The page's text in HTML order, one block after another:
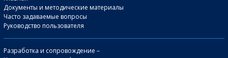
Документы и методические материалы
Часто задаваемые вопросы
Руководство пользователя
Разработка и сопровождение –